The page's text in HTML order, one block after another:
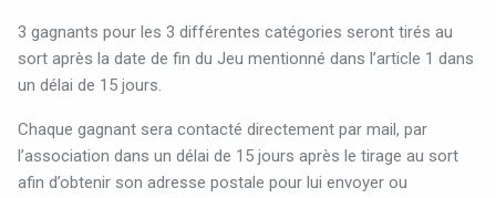
3 gagnants pour les 3 différentes catégories seront tirés au
sort après la date de fin du Jeu mentionné dans l’article 1 dans
un délai de 15 jours.
Chaque gagnant sera contacté directement par mail, par
l’association dans un délai de 15 jours après le tirage au sort
afin d’obtenir son adresse postale pour lui envoyer ou